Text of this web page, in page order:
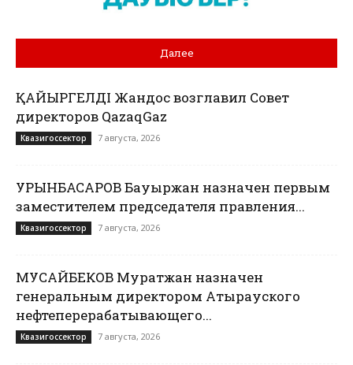
Далее
ҚАЙЫРГЕЛДІ Жандос возглавил Совет
директоров QazaqGaz
Квазигоссектор 7 августа, 2026
УРЫНБАСАРОВ Бауыржан назначен первым
заместителем председателя правления...
Квазигоссектор 7 августа, 2026
МУСАЙБЕКОВ Муратжан назначен
генеральным директором Атырауского
нефтеперерабатывающего...
Квазигоссектор 7 августа, 2026